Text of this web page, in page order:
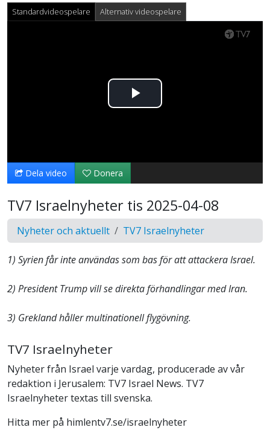
Standardvideospelare Alternativ videospelare
Spela
video
Dela video Donera
TV7 Israelnyheter tis 2025-04-08
Nyheter och aktuellt TV7 Israelnyheter
1) Syrien får inte användas som bas för att attackera Israel.
2) President Trump vill se direkta förhandlingar med Iran.
3) Grekland håller multinationell flygövning.
TV7 Israelnyheter
Nyheter från Israel varje vardag, producerade av vår
redaktion i Jerusalem: TV7 Israel News. TV7
Israelnyheter textas till svenska.
Hitta mer på himlentv7.se/israelnyheter